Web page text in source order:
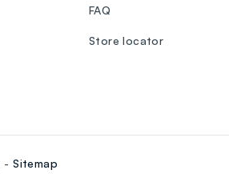
FAQ
Store locator
Sitemap